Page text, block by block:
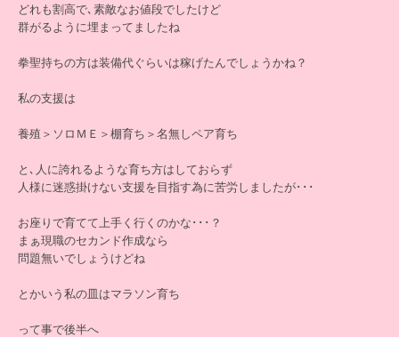
どれも割高で､素敵なお値段でしたけど
群がるように埋まってましたね
拳聖持ちの方は装備代ぐらいは稼げたんでしょうかね？
私の支援は
養殖＞ソロＭＥ＞棚育ち＞名無しペア育ち
と､人に誇れるような育ち方はしておらず
人様に迷惑掛けない支援を目指す為に苦労しましたが･･･
お座りで育てて上手く行くのかな･･･？
まぁ現職のセカンド作成なら
問題無いでしょうけどね
とかいう私の皿はマラソン育ち
って事で後半へ